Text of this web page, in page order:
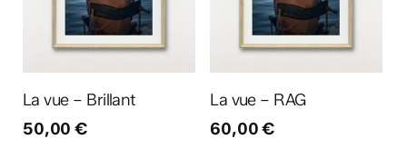
Ajouter au panier
La vue – Brillant
50,00€
Ajouter au panier
La vue – RAG
60,00€